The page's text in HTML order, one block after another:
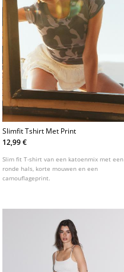
Slimfit Tshirt Met Print
12,99 €
Slim fit T-shirt van een katoenmix met een
ronde hals, korte mouwen en een
camouflageprint.